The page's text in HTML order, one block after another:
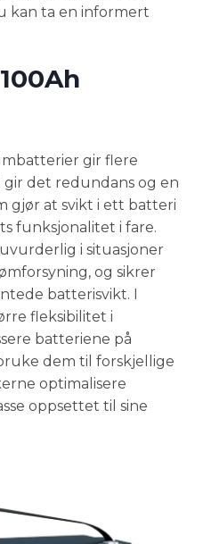
kan ta en informert
100Ah
gir flere
det redundans og en
gjør at svikt i ett batteri
funksjonalitet i fare.
i situasjoner
og sikrer
batterisvikt. I
fleksibilitet i
batteriene på
dem til forskjellige
optimalisere
oppsettet til sine